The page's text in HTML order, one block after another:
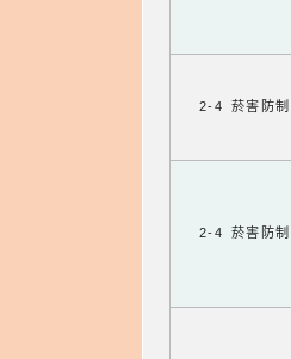
2-4 菸害防制
2-4 菸害防制